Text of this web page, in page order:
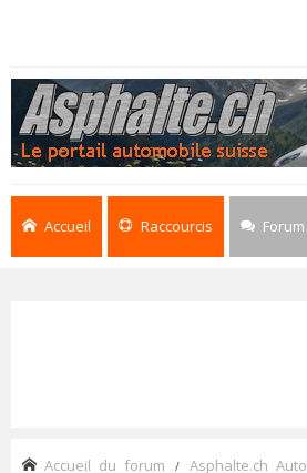
Accueil Raccourcis Forum
Accueil du forum Asphalte.ch Auto